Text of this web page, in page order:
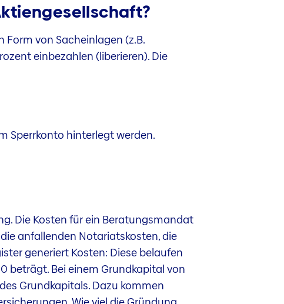
von Sacheinlagen (z.B.
einbezahlen (liberieren). Die
Sperrkonto hinterlegt werden.
Die Kosten für ein Beratungsmandat
anfallenden Notariatskosten, die
generiert Kosten: Diese belaufen
beträgt. Bei einem Grundkapital von
Grundkapitals. Dazu kommen